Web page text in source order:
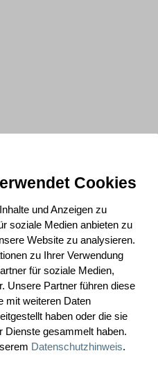
Cookies
und Anzeigen zu
soziale Medien anbieten zu
Website zu analysieren.
zu Ihrer Verwendung
für soziale Medien,
Unsere Partner führen diese
mit weiteren Daten
haben oder die sie
Dienste gesammelt haben.
Datenschutzhinweis.